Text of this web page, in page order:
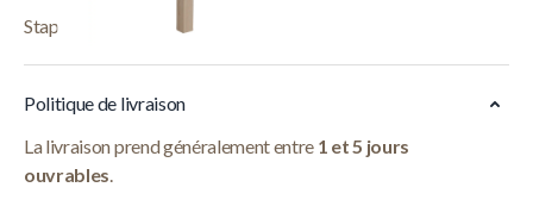
Stapelbed Silke 160 cm - Naturel
Politique de livraison
La livraison prend généralement entre 1 et 5 jours
ouvrables.